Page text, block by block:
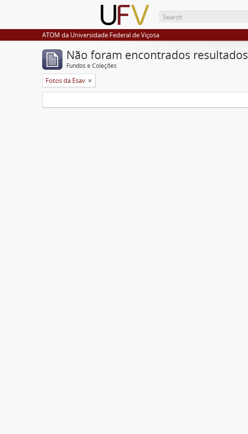
ATOM da Universidade Federal de Viçosa
Não foram encontrados resultados
Fundos e Coleções
Fotos da Esav